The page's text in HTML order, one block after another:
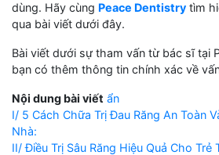
dùng. Hãy cùng Peace Dentistry tìm
qua bài viết dưới đây.
Bài viết dưới sự tham vấn từ bác sĩ tại
bạn có thêm thông tin chính xác về
Nội dung bài viết ẩn
I/ 5 Cách Chữa Trị Đau Răng An Toàn
Nhà:
II/ Điều Trị Sâu Răng Hiệu Quả Cho Trẻ